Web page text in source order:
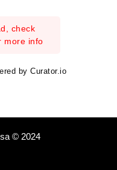
check
more info
by Curator.io
© 2024